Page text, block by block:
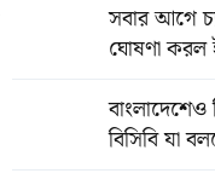
সবার আগে
ঘোষণা করল
বাংলাদেশেও
বিসিবি যা